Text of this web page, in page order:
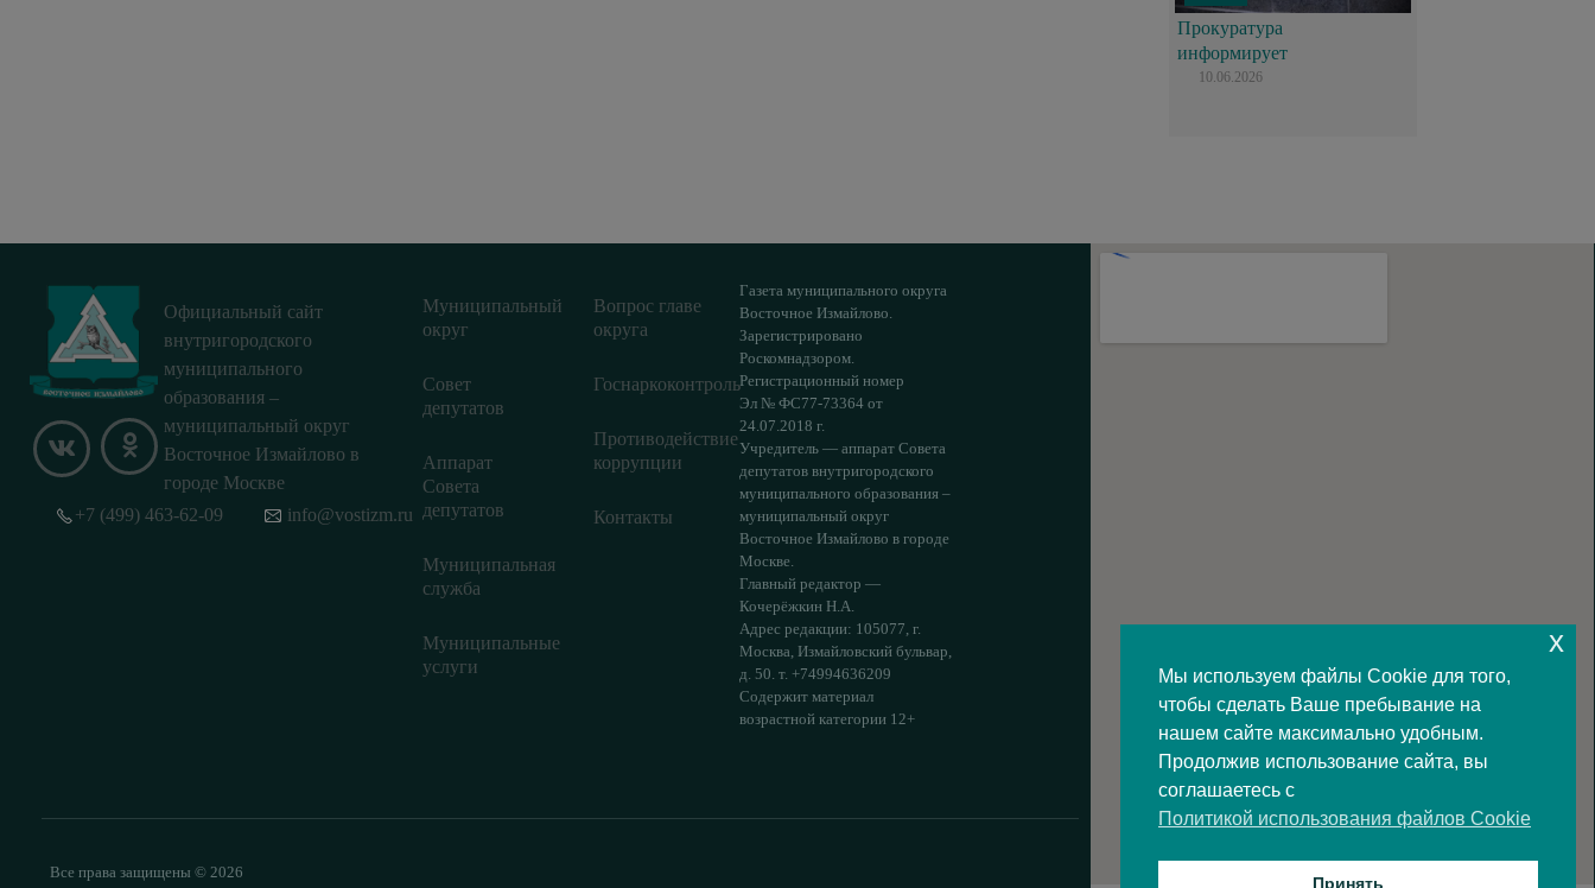
Прокуратура
информирует
10.06.2026
Официальный сайт
внутригородского
муниципального
образования –
муниципальный округ
Восточное Измайлово в
городе Москве
Муниципальный
округ
Совет
депутатов
Аппарат
Совета
депутатов
Муниципальная
служба
Муниципальные
услуги
Вопрос главе
округа
Госнаркоконтроль
Противодействие
коррупции
Контакты
Газета муниципального округа
Восточное Измайлово.
Зарегистрировано
Роскомнадзором.
Регистрационный номер
Эл № ФС77-73364 от
24.07.2018 г.
Учредитель — аппарат Совета
депутатов внутригородского
муниципального образования –
муниципальный округ
Восточное Измайлово в городе
Москве.
Главный редактор —
Кочерёжкин Н.А.
Адрес редакции: 105077, г.
Москва, Измайловский бульвар,
д. 50. т. +74994636209
Содержит материал
возрастной категории 12+
+7 (499) 463-62-09 info@vostizm.ru
Все права защищены © 2026
Мы используем файлы Cookie для того,
чтобы сделать Ваше пребывание на
нашем сайте максимально удобным.
Продолжив использование сайта, вы
соглашаетесь с
Политикой использования файлов Cookie
Принять
x